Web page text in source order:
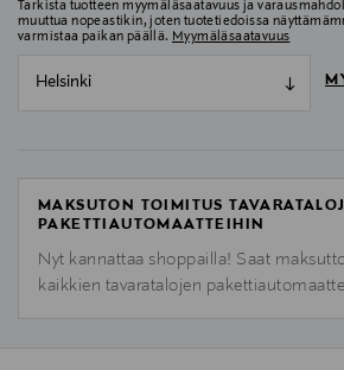
Tarkista tuotteen myymäläsaatavuus ja
muuttua nopeastikin, joten tuotetiedoissa
varmistaa paikan päällä. Myymäläsaatavuus
Helsinki
MAKSUTON TOIMITUS
PAKETTIAUTOMAATTEIHIN
Nyt kannattaa shoppailla! Saat
kaikkien tavaratalojen